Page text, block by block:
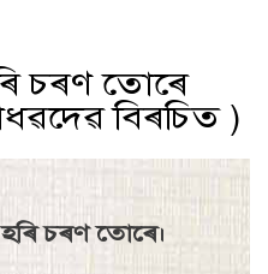
চৰণ তােৰে
বিৰচিত )
চৰণ তােৰে।